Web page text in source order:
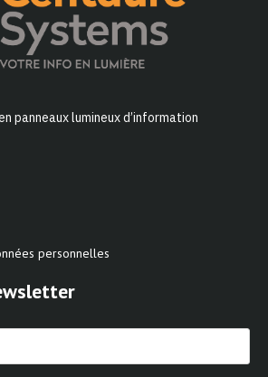
panneaux lumineux d’information
personnelles